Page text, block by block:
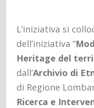
L’iniziativa si
dell’iniziativa “
Heritage del
dall’Archivio di
di Regione
Ricerca e